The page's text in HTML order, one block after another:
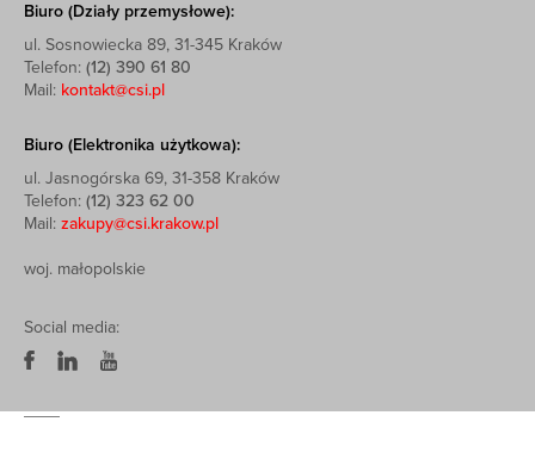
Biuro (Działy przemysłowe):
ul. Sosnowiecka 89, 31-345 Kraków
Telefon: (12) 390 61 80
Mail: kontakt@csi.pl
Biuro (Elektronika użytkowa):
ul. Jasnogórska 69, 31-358 Kraków
Telefon: (12) 323 62 00
Mail: zakupy@csi.krakow.pl
woj. małopolskie
Social media: